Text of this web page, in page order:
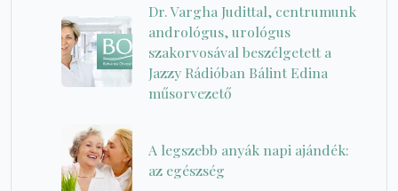
Dr. Vargha Judittal, centrumunk
andrológus, urológus
szakorvosával beszélgetett a
Jazzy Rádióban Bálint Edina
műsorvezető
A legszebb anyák napi ajándék:
az egészség